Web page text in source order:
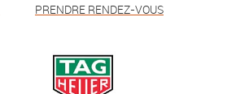
PRENDRE RENDEZ-VOUS